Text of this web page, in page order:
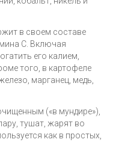
в своем составе
С. Включая
его калием,
того, в картофеле
марганец, медь,
(«в мундире»),
тушат, жарят во
как в простых,